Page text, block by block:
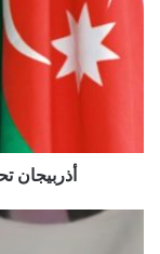
أذربيجان